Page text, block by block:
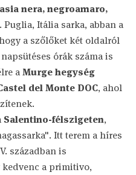
nera, negroamaro,
. Puglia, Itália sarka, abban a
a szőlőket két oldalról
órák száma is
aMurge hegység
del Monte DOC, ahol
Salentino-félszigeten,
Itt terem a híres
században is
a primitivo,